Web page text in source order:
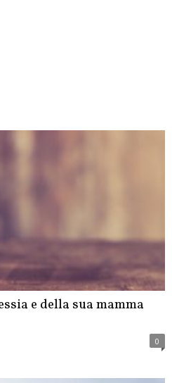
e della sua mamma
0